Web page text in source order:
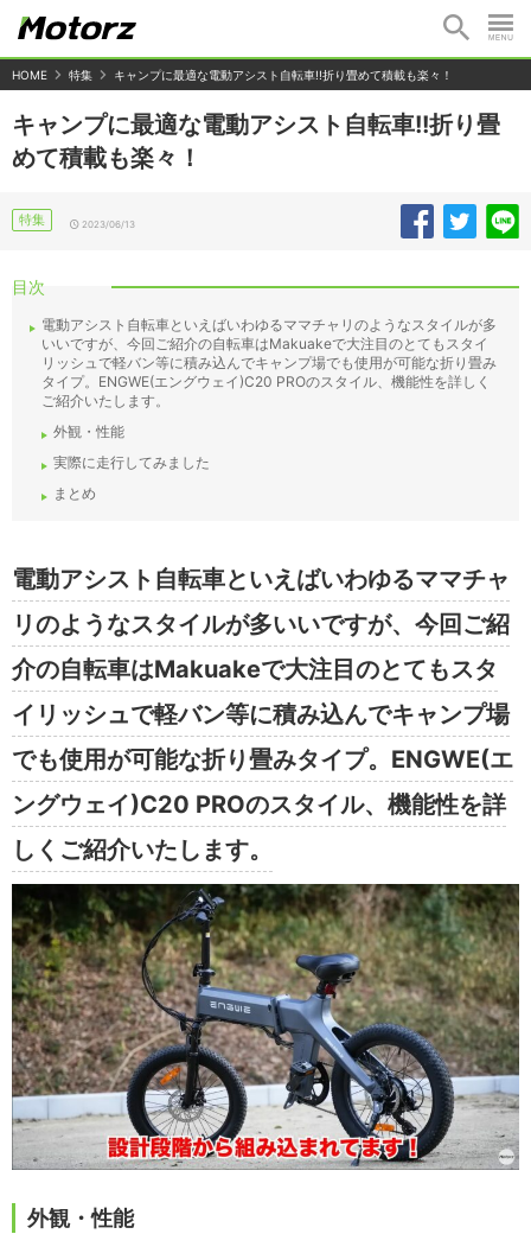
HOME 特集 キャンプに最適な電動アシスト自転車!!折り畳めて積載も楽々！
キャンプに最適な電動アシスト自転車!!折り畳
めて積載も楽々！
特集 2023/06/13
目次
電動アシスト自転車といえばいわゆるママチャリのようなスタイルが多
いいですが、今回ご紹介の自転車はMakuakeで大注目のとてもスタイ
リッシュで軽バン等に積み込んでキャンプ場でも使用が可能な折り畳み
タイプ。ENGWE(エングウェイ)C20 PROのスタイル、機能性を詳しく
ご紹介いたします。
外観・性能
実際に走行してみました
まとめ
電動アシスト自転車といえばいわゆるママチャ
リのようなスタイルが多いいですが、今回ご紹
介の自転車はMakuakeで大注目のとてもスタ
イリッシュで軽バン等に積み込んでキャンプ場
でも使用が可能な折り畳みタイプ。ENGWE(エ
ングウェイ)C20 PROのスタイル、機能性を詳
しくご紹介いたします。
外観・性能